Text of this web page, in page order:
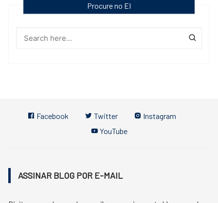
Procure no EI
Facebook Twitter
Instagram
YouTube
ASSINAR BLOG POR E-MAIL